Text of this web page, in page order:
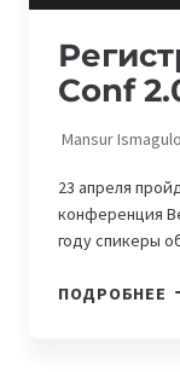
Conf
Mansur
23 апреля
конференция
году спикеры
ПОДРОБНЕЕ